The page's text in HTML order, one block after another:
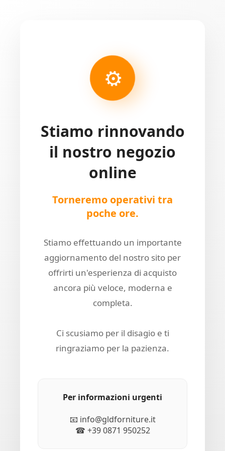
⚙
Stiamo rinnovando
il nostro negozio
online
Torneremo operativi tra
poche ore.
Stiamo effettuando un importante
aggiornamento del nostro sito per
offrirti un'esperienza di acquisto
ancora più veloce, moderna e
completa.
Ci scusiamo per il disagio e ti
ringraziamo per la pazienza.
Per informazioni urgenti
📧 info@gldforniture.it
☎ +39 0871 950252